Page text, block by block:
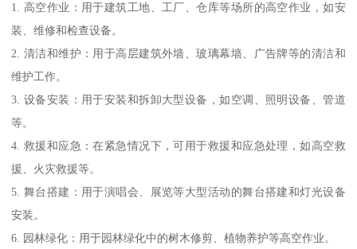
1. 高空作业：用于建筑工地、工厂、仓库等场所的高空作业，如安
装、维修和检查设备。
2. 清洁和维护：用于高层建筑外墙、玻璃幕墙、广告牌等的清洁和
维护工作。
3. 设备安装：用于安装和拆卸大型设备，如空调、照明设备、管道
等。
4. 救援和应急：在紧急情况下，可用于救援和应急处理，如高空救
援、火灾救援等。
5. 舞台搭建：用于演唱会、展览等大型活动的舞台搭建和灯光设备
安装。
6. 园林绿化：用于园林绿化中的树木修剪、植物养护等高空作业。